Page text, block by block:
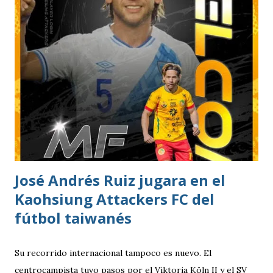
José Andrés Ruiz jugara en el
Kaohsiung Attackers FC del
fútbol taiwanés
Su recorrido internacional tampoco es nuevo. El
centrocampista tuvo pasos por el Viktoria Köln II y el SV